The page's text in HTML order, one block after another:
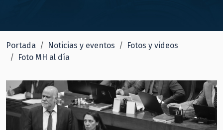
Portada Noticias y eventos
Fotos y videos
Foto MH al día